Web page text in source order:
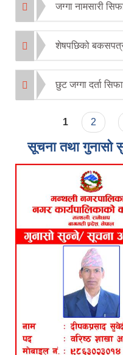
जग्गा नामसारी
शेषपछिको
छुट जग्गा दर्ता
Pages
1 2
सूचना तथा गुनासो